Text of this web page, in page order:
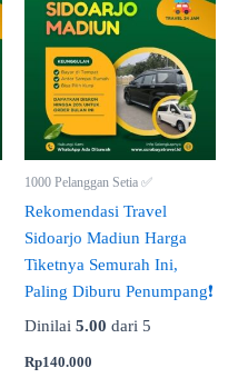
1000 Pelanggan Setia ✅
Rekomendasi Travel
Sidoarjo Madiun Harga
Tiketnya Semurah Ini,
Paling Diburu Penumpang❗
Dinilai 5.00 dari 5
Rp140.000